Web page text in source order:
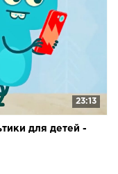
23:13
для детей -